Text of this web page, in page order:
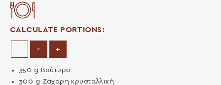
CALCULATE PORTIONS:
- Decrease Portions
+Increase Portions
350 g Βούτυρο
300 g Ζάχαρη κρυσταλλική